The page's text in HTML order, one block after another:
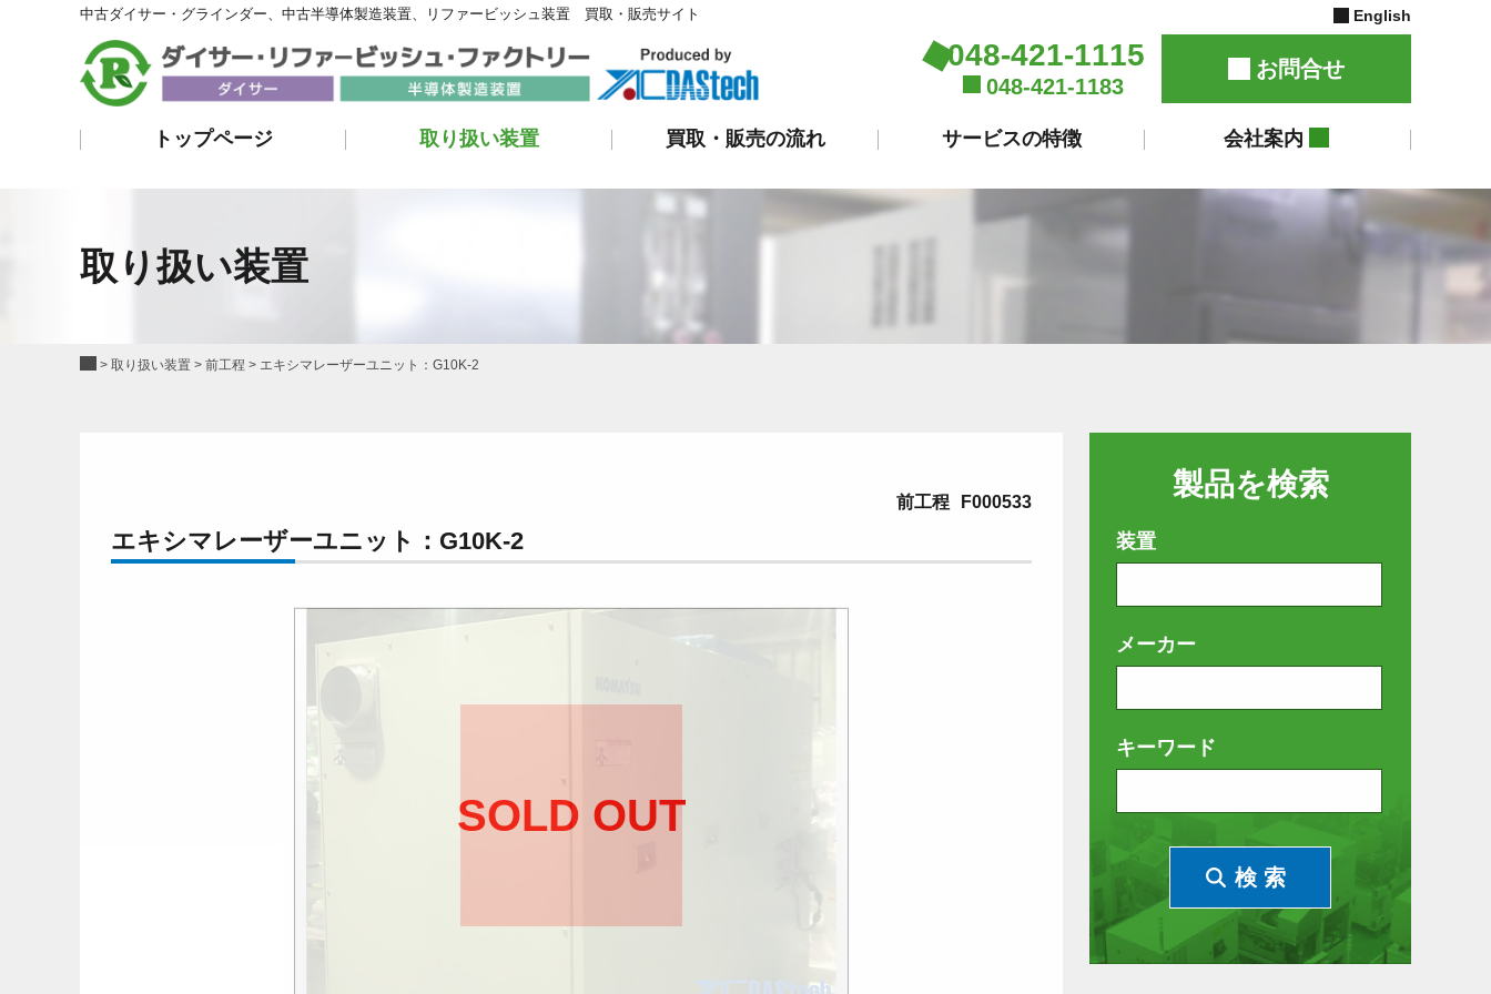
中古ダイサー・グラインダー、中古半導体製造装置、リファービッシュ装置 買取・販売サイト English
048-421-1115
048-421-1183
お問合せ
トップページ 取り扱い装置 買取・販売の流れ サービスの特徴 会社案内
取り扱い装置
> 取り扱い装置 > 前工程 > エキシマレーザーユニット：G10K-2
前工程 F000533
エキシマレーザーユニット：G10K-2
SOLD OUT
製品を検索
装置
メーカー
キーワード